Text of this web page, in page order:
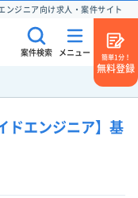
ンジニア向け求人・案件サイト
案件検索 メニュー
簡単1分！
無料登録
ドエンジニア】基